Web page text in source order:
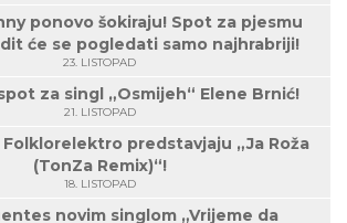
ponovo šokiraju! Spot za pjesmu
će se pogledati samo najhrabriji!
23. LISTOPAD
za singl „Osmijeh“ Elene Brnić!
21. LISTOPAD
Folklorelektro predstavjaju „Ja Roža
(TonZa Remix)“!
18. LISTOPAD
novim singlom „Vrijeme da